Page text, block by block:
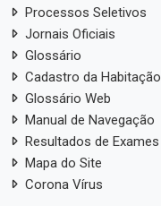
Processos Seletivos
Jornais Oficiais
Glossário
Cadastro da Habitação
Glossário Web
Manual de Navegação
Resultados de Exames
Mapa do Site
Corona Vírus